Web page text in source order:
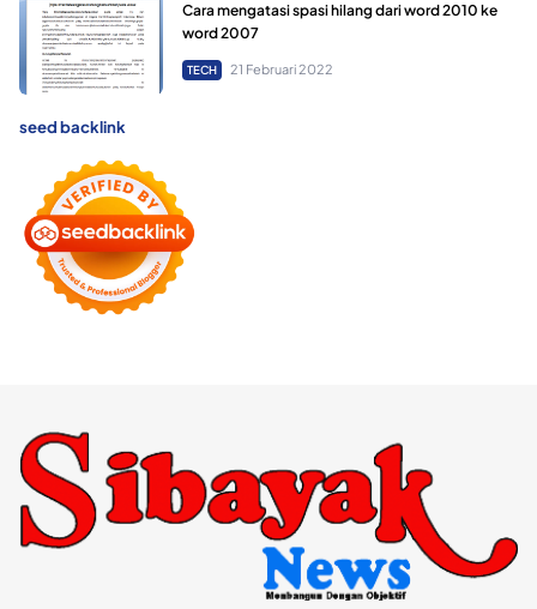
Cara mengatasi spasi hilang dari word 2010 ke
word 2007
TECH 21 Februari 2022
seed backlink